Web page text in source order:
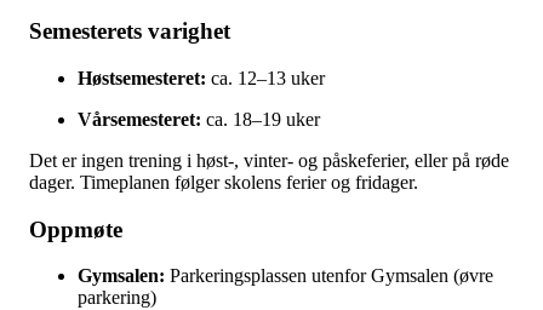
Semesterets varighet
Høstsemesteret: ca. 12–13 uker
Vårsemesteret: ca. 18–19 uker
Det er ingen trening i høst-, vinter- og påskeferier, eller på røde
dager. Timeplanen følger skolens ferier og fridager.
Oppmøte
Gymsalen: Parkeringsplassen utenfor Gymsalen (øvre
parkering)